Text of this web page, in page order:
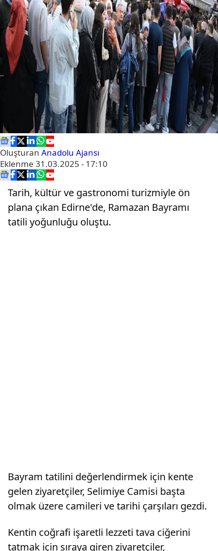
Oluşturan Anadolu Ajansı
Eklenme 31.03.2025 - 17:10
Tarih, kültür ve gastronomi turizmiyle ön
plana çıkan Edirne'de, Ramazan Bayramı
tatili yoğunluğu oluştu.
Bayram tatilini değerlendirmek için kente
gelen ziyaretçiler, Selimiye Camisi başta
olmak üzere camileri ve tarihi çarşıları gezdi.
Kentin coğrafi işaretli lezzeti tava ciğerini
tatmak için sıraya giren ziyaretçiler,